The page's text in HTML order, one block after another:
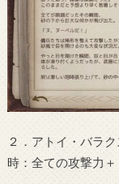
２．アトイ・バラ
時：全ての攻撃力＋